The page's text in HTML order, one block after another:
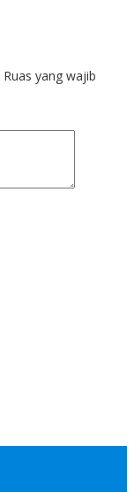
Ruas yang wajib